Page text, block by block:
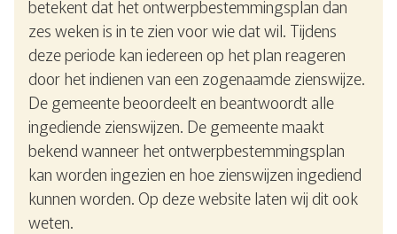
betekent dat het ontwerpbestemmingsplan dan
zes weken is in te zien voor wie dat wil. Tijdens
deze periode kan iedereen op het plan reageren
door het indienen van een zogenaamde zienswijze.
De gemeente beoordeelt en beantwoordt alle
ingediende zienswijzen. De gemeente maakt
bekend wanneer het ontwerpbestemmingsplan
kan worden ingezien en hoe zienswijzen ingediend
kunnen worden. Op deze website laten wij dit ook
weten.